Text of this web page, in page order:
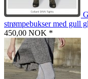
strømpebukser med gull
450,00 NOK *